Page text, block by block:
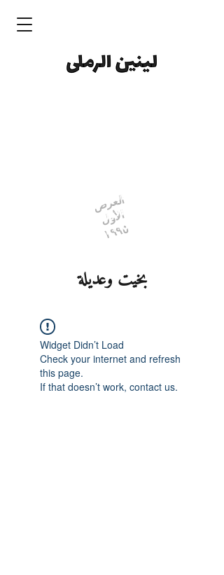
العرض
الأول
١٩٩٥
بخيت وعديلة
Widget Didn’t Load
Check your internet and refresh
this page.
If that doesn’t work, contact us.